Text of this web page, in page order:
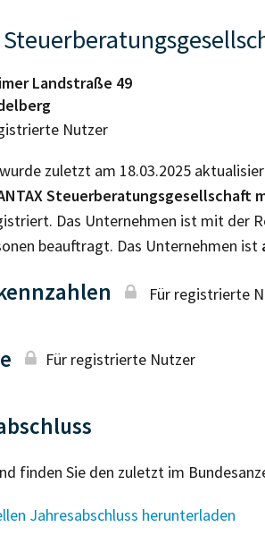
Landstraße 49
Nutzer
zuletzt am 18.03.2025
Steuerberatungsgesellschaft
Das Unternehmen ist mit der
beauftragt. Das Unternehmen ist
Für registrierte
Für registrierte Nutzer
finden Sie den zuletzt im
Jahresabschluss herunterladen